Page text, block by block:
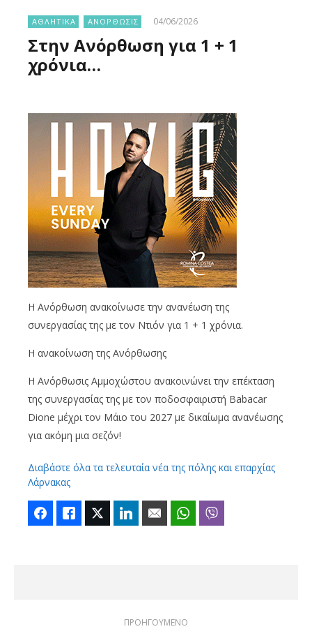
ΑΘΛΗΤΙΚΑ ΑΝΟΡΘΩΣΙΣ 04/06/2026
Στην Ανόρθωση για 1 + 1
χρόνια…
Η Ανόρθωση ανακοίνωσε την ανανέωση της
συνεργασίας της με τον Ντιόν για 1 + 1 χρόνια.
H ανακοίνωση της Ανόρθωσης
Η Ανόρθωσις Αμμοχώστου ανακοινώνει την επέκταση
της συνεργασίας της με τον ποδοσφαιριστή Babacar
Dione μέχρι τον Μάιο του 2027 με δικαίωμα ανανέωσης
για ακόμη μια σεζόν!
Διαβάστε όλα τα τελευταία νέα της πόλης και επαρχίας
Λάρνακας
FacebookLike Twitter LinkedIn Email WhatsApp
ΠΡΟΗΓΟΥΜΕΝΟ